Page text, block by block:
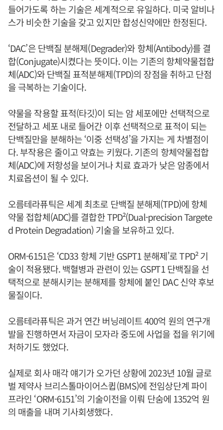
들어가도록 하는 기술은 세계적으로 유일하다. 미국 알비나
스가 비슷한 기술을 갖고 있지만 합성신약에만 한정된다.
‘DAC’은 단백질 분해제(Degrader)와 항체(Antibody)를 결
합(Conjugate)시켰다는 뜻이다. 이는 기존의 항체약물접합
체(ADC)와 단백질 표적분해제(TPD)의 장점을 취하고 단점
을 극복하는 기술이다.
약물을 작용할 표적(타깃)이 되는 암 세포에만 선택적으로
전달하고 세포 내로 들어간 이후 선택적으로 표적이 되는
단백질만을 분해하는 ‘이중 선택성’을 가지는 게 차별점이
다. 부작용은 줄이고 약효는 키웠다. 기존의 항체약물접합
체(ADC)에 저항성을 보이거나 치료 효과가 낮은 암종에서
치료옵션이 될 수 있다.
오름테라퓨틱은 세계 최초로 단백질 분해제(TPD)에 항체
약물 접합체(ADC)를 결합한 TPD²(Dual-precision Targete
d Protein Degradation) 기술을 보유하고 있다.
ORM-6151은 ‘CD33 항체 기반 GSPT1 분해제’로 TPD² 기
술이 적용됐다. 백혈병과 관련이 있는 GSPT1 단백질을 선
택적으로 분해시키는 분해제를 항체에 붙인 DAC 신약 후보
물질이다.
오름테라퓨틱은 과거 연간 버닝레이트 400억 원의 연구개
발을 진행하면서 자금이 모자라 중도에 사업을 접을 위기에
처하기도 했었다.
실제로 회사 매각 얘기가 오가던 상황에 2023년 10월 글로
벌 제약사 브리스톨마이어스큅(BMS)에 전임상단계 파이
프라인 ‘ORM-6151’의 기술이전을 이뤄 단숨에 1352억 원
의 매출을 내며 기사회생했다.